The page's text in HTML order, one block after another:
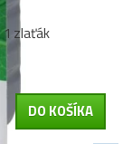
1 zlaťák
DO KOŠÍKA